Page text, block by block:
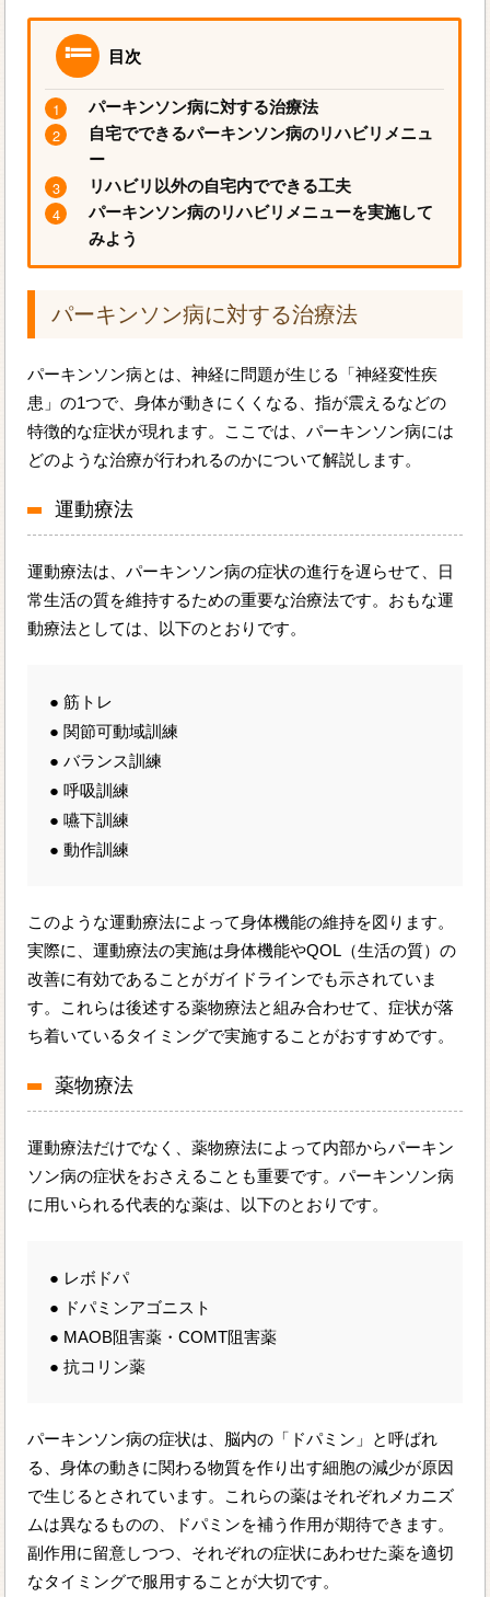
目次
パーキンソン病に対する治療法
自宅でできるパーキンソン病のリハビリメニュ
ー
リハビリ以外の自宅内でできる工夫
パーキンソン病のリハビリメニューを実施して
みよう
パーキンソン病に対する治療法
パーキンソン病とは、神経に問題が生じる「神経変性疾
患」の1つで、身体が動きにくくなる、指が震えるなどの
特徴的な症状が現れます。ここでは、パーキンソン病には
どのような治療が行われるのかについて解説します。
運動療法
運動療法は、パーキンソン病の症状の進行を遅らせて、日
常生活の質を維持するための重要な治療法です。おもな運
動療法としては、以下のとおりです。
● 筋トレ
● 関節可動域訓練
● バランス訓練
● 呼吸訓練
● 嚥下訓練
● 動作訓練
このような運動療法によって身体機能の維持を図ります。
実際に、運動療法の実施は身体機能やQOL（生活の質）の
改善に有効であることがガイドラインでも示されていま
す。これらは後述する薬物療法と組み合わせて、症状が落
ち着いているタイミングで実施することがおすすめです。
薬物療法
運動療法だけでなく、薬物療法によって内部からパーキン
ソン病の症状をおさえることも重要です。パーキンソン病
に用いられる代表的な薬は、以下のとおりです。
● レボドパ
● ドパミンアゴニスト
● MAOB阻害薬・COMT阻害薬
● 抗コリン薬
パーキンソン病の症状は、脳内の「ドパミン」と呼ばれ
る、身体の動きに関わる物質を作り出す細胞の減少が原因
で生じるとされています。これらの薬はそれぞれメカニズ
ムは異なるものの、ドパミンを補う作用が期待できます。
副作用に留意しつつ、それぞれの症状にあわせた薬を適切
なタイミングで服用することが大切です。